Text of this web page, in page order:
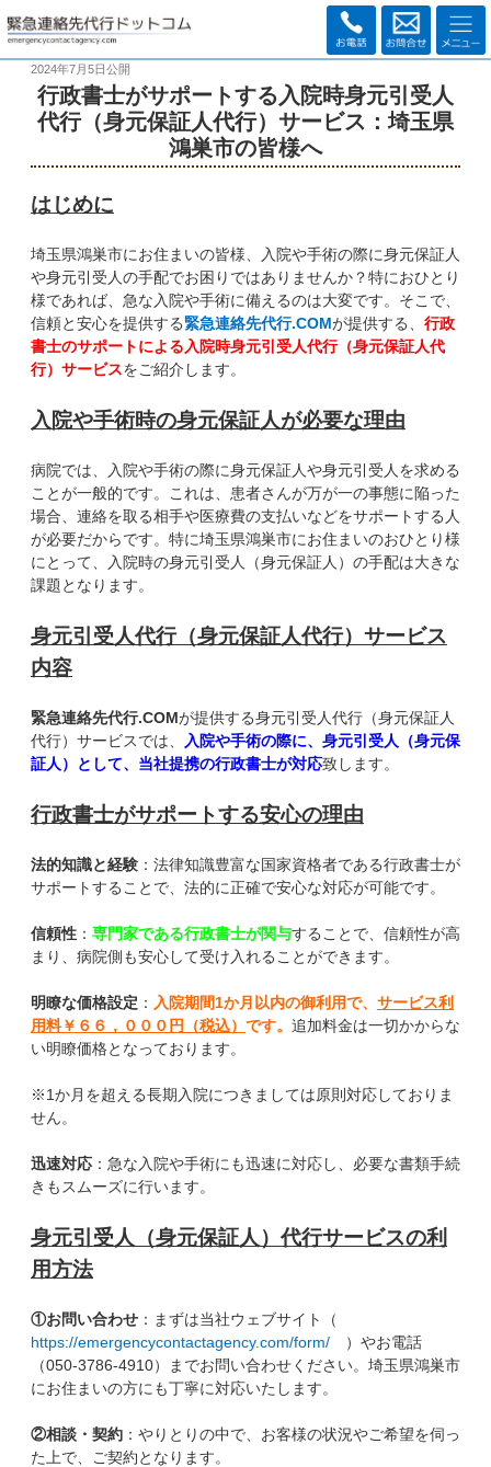
2024年7月5日公開
行政書士がサポートする入院時身元引受人
代行（身元保証人代行）サービス：埼玉県
鴻巣市の皆様へ
はじめに
埼玉県鴻巣市にお住まいの皆様、入院や手術の際に身元保証人
や身元引受人の手配でお困りではありませんか？特におひとり
様であれば、急な入院や手術に備えるのは大変です。そこで、
信頼と安心を提供する緊急連絡先代行.COMが提供する、 行政
書士のサポートによる入院時身元引受人代行（身元保証人代
行）サービスをご紹介します。
入院や手術時の身元保証人が必要な理由
病院では、入院や手術の際に身元保証人や身元引受人を求める
ことが一般的です。これは、患者さんが万が一の事態に陥った
場合、連絡を取る相手や医療費の支払いなどをサポートする人
が必要だからです。特に埼玉県鴻巣市にお住まいのおひとり様
にとって、入院時の身元引受人（身元保証人）の手配は大きな
課題となります。
身元引受人代行（身元保証人代行）サービス
内容
緊急連絡先代行.COMが提供する身元引受人代行（身元保証人
代行）サービスでは、
入院や手術の際に、身元引受人（身元保
証人）として、当社提携の行政書士が対応致します。
行政書士がサポートする安心の理由
法的知識と経験 ：法律知識豊富な国家資格者である行政書士が
サポートすることで、法的に正確で安心な対応が可能です。
信頼性 ： 専門家である行政書士が関与することで、信頼性が高
まり、病院側も安心して受け入れることができます。
明瞭な価格設定 ： 入院期間1か月以内の御利用で、 サービス利
用料￥６６，０００円（税込） です。 追加料金は一切かからな
い明瞭価格となっております。
※1か月を超える長期入院につきましては原則対応しておりま
せん。
迅速対応 ：急な入院や手術にも迅速に対応し、必要な書類手続
きもスムーズに行います。
身元引受人（身元保証人）代行サービスの利
用方法
①お問い合わせ ：まずは当社ウェブサイト（
https://emergencycontactagency.com/form/ ）やお電話
（050-3786-4910）までお問い合わせください。埼玉県鴻巣市
にお住まいの方にも丁寧に対応いたします。
②相談・契約 ：やりとりの中で、お客様の状況やご希望を伺っ
た上で、ご契約となります。